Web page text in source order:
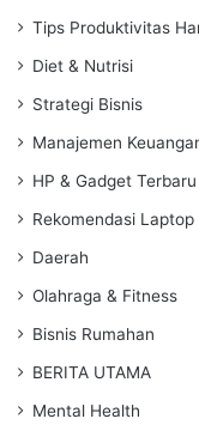
Tips Produktivitas
Diet & Nutrisi
Strategi Bisnis
Manajemen
HP & Gadget Terbaru
Rekomendasi Laptop
Daerah
Olahraga & Fitness
Bisnis Rumahan
BERITA UTAMA
Mental Health